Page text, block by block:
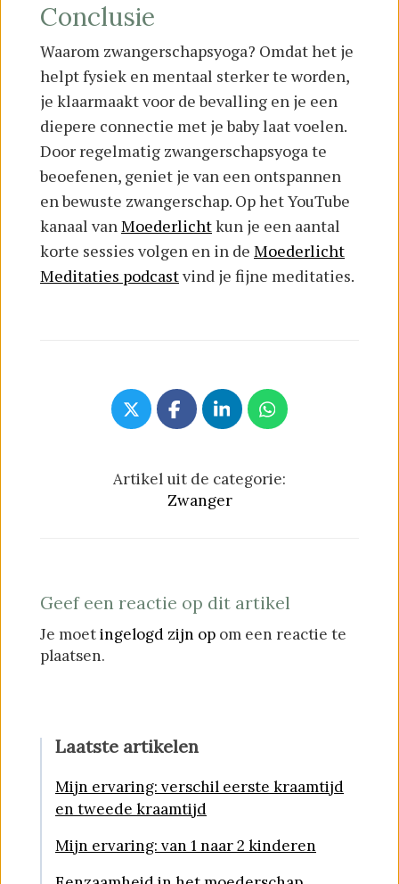
Conclusie
Waarom zwangerschapsyoga? Omdat het je
helpt fysiek en mentaal sterker te worden,
je klaarmaakt voor de bevalling en je een
diepere connectie met je baby laat voelen.
Door regelmatig zwangerschapsyoga te
beoefenen, geniet je van een ontspannen
en bewuste zwangerschap. Op het YouTube
kanaal vanMoederlichtkun je een aantal
korte sessies volgen en in de Moederlicht
Meditaties podcastvind je fijne meditaties.
Artikel uit de categorie:
Zwanger
Geef een reactie op dit artikel
Je moetingelogd zijn op om een reactie te
plaatsen.
Laatste artikelen
Mijn ervaring: verschil eerste kraamtijd
en tweede kraamtijd
Mijn ervaring: van 1 naar 2 kinderen